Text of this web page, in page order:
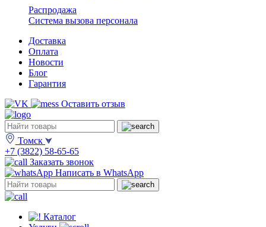
Распродажа
Система вызова персонала
Доставка
Оплата
Новости
Блог
Гарантия
Оставить отзыв
Томск
+7 (3822) 58-65-65
Заказать звонок
Написать в WhatsApp
Каталог